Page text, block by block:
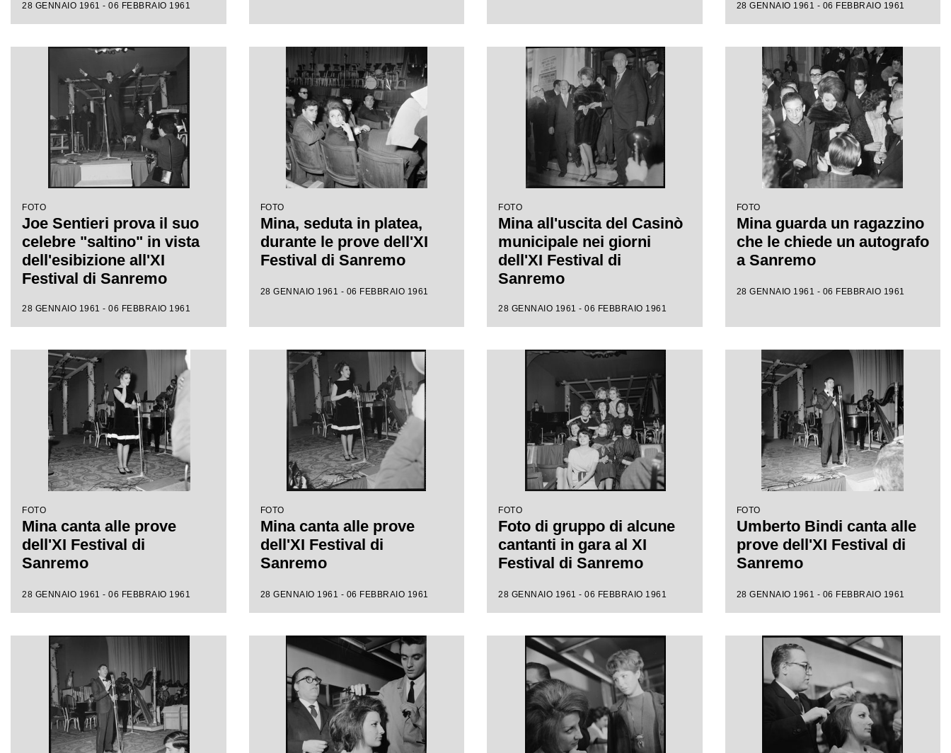
28 GENNAIO 1961 - 06 FEBBRAIO 1961 28 GENNAIO 1961 - 06 FEBBRAIO 1961
FOTO
Joe Sentieri prova il suo
celebre "saltino" in vista
dell'esibizione all'XI
Festival di Sanremo
28 GENNAIO 1961 - 06 FEBBRAIO 1961
FOTO
Mina, seduta in platea,
durante le prove dell'XI
Festival di Sanremo
28 GENNAIO 1961 - 06 FEBBRAIO 1961
FOTO
Mina all'uscita del Casinò
municipale nei giorni
dell'XI Festival di
Sanremo
28 GENNAIO 1961 - 06 FEBBRAIO 1961
FOTO
Mina guarda un ragazzino
che le chiede un autografo
a Sanremo
28 GENNAIO 1961 - 06 FEBBRAIO 1961
FOTO
Mina canta alle prove
dell'XI Festival di
Sanremo
28 GENNAIO 1961 - 06 FEBBRAIO 1961
FOTO
Mina canta alle prove
dell'XI Festival di
Sanremo
28 GENNAIO 1961 - 06 FEBBRAIO 1961
FOTO
Foto di gruppo di alcune
cantanti in gara al XI
Festival di Sanremo
28 GENNAIO 1961 - 06 FEBBRAIO 1961
FOTO
Umberto Bindi canta alle
prove dell'XI Festival di
Sanremo
28 GENNAIO 1961 - 06 FEBBRAIO 1961